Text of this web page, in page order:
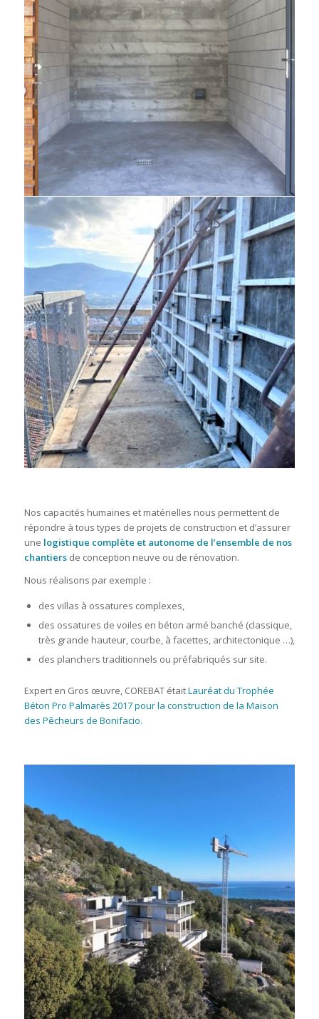
Nos capacités humaines et matérielles nous permettent de
répondre à tous types de projets de construction et d’assurer
une logistique complète et autonome de l’ensemble de nos
chantiersde conception neuve ou de rénovation.
Nous réalisons par exemple :
des villas à ossatures complexes,
des ossatures de voiles en béton armé banché (classique,
très grande hauteur, courbe, à facettes, architectonique …),
des planchers traditionnels ou préfabriqués sur site.
Expert en Gros œuvre, COREBAT étaitLauréat du Trophée
Béton Pro Palmarès 2017 pour la construction de la Maison
des Pêcheurs de Bonifacio.